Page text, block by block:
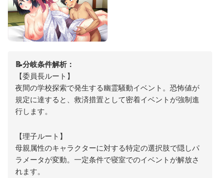
📝分岐条件解析：
【委員長ルート】
夜間の学校探索で発生する幽霊騒動イベント。恐怖値が
規定に達すると、救済措置として密着イベントが強制進
行します。
【理子ルート】
母親属性のキャラクターに対する特定の選択肢で隠しパ
ラメータが変動。一定条件で寝室でのイベントが解放さ
れます。